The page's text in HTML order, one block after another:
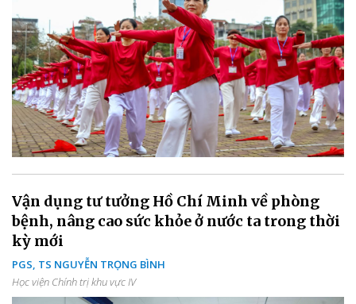
Vận dụng tư tưởng Hồ Chí Minh về phòng
bệnh, nâng cao sức khỏe ở nước ta trong thời
kỳ mới
PGS, TS NGUYỄN TRỌNG BÌNH
Học viện Chính trị khu vực IV